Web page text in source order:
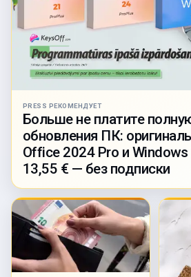
PRESS РЕКОМЕНДУЕТ
Больше не платите
обновления ПК:
Office 2024 Pro и Windows
13,55 € — без подписки